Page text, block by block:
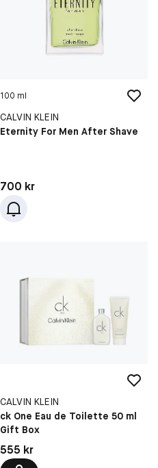
100 ml
CALVIN KLEIN
Eternity For Men After Shave
Pris: 700 kr
700 kr
CALVIN KLEIN
ck One Eau de Toilette 50 ml
Gift Box
Pris: 555 kr
555 kr